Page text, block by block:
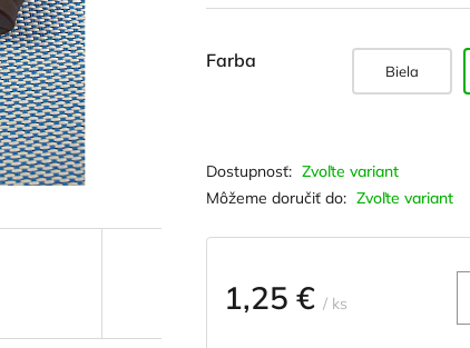
Farba Biela
Zvoľte variant
Môžeme doručiť do: Zvoľte variant
1,25 € / ks